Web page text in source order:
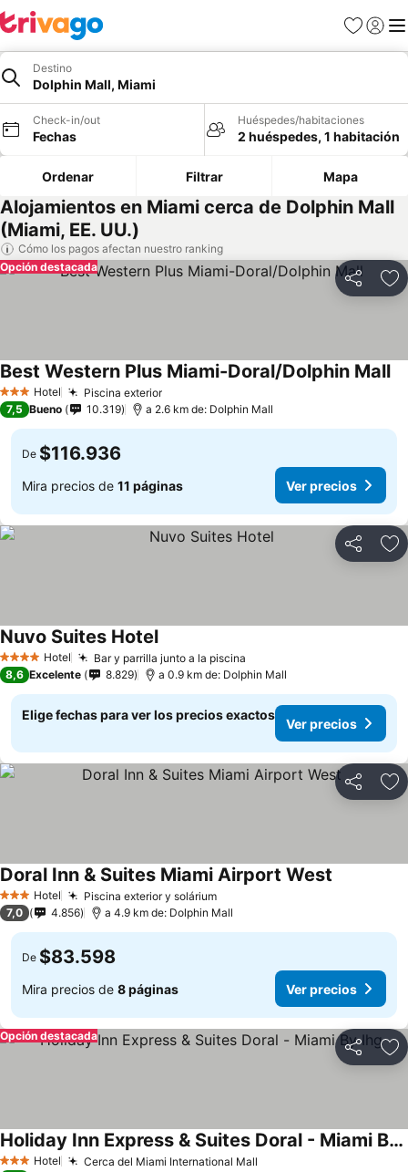
Favoritos
Iniciar
Destino
Dolphin Mall, Miami
Check-in/out
Fechas
Huéspedes/habitaciones
2 huéspedes, 1 habitación
Ordenar Filtrar Mapa
Alojamientos en Miami cerca de Dolphin Mall
(Miami, EE. UU.)
Cómo los pagos afectan nuestro ranking
Compartir
Opción destacada
3 Estrellas
Hotel Piscina exteriorVer precios
Best Western Plus Miami-Doral/Dolphin Mall
7,5 Bueno 10.319 a 2.6 km de: Dolphin Mall
De $116.936
Mira precios de 11 páginas Ver precios
Compartir
4 EstrellasHotel Bar y parrilla junto a la piscina
Nuvo Suites HotelVer precios
8,6 Excelente 8.829 a 0.9 km de: Dolphin Mall
Elige fechas para ver los precios exactos
Ver precios
Compartir
3 Estrellas
Hotel Piscina exterior y soláriumVer precios
Doral Inn & Suites Miami Airport West
7,0 4.856 a 4.9 km de: Dolphin Mall
De $83.598
Mira precios de 8 páginas Ver precios
Compartir
Opción destacada
3 Estrellas
Hotel Cerca del Miami International Mall
Holiday Inn Express & Suites Doral - Miami By Ihg
Ver precios